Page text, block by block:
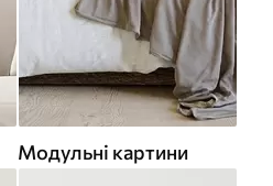
Модульні картини